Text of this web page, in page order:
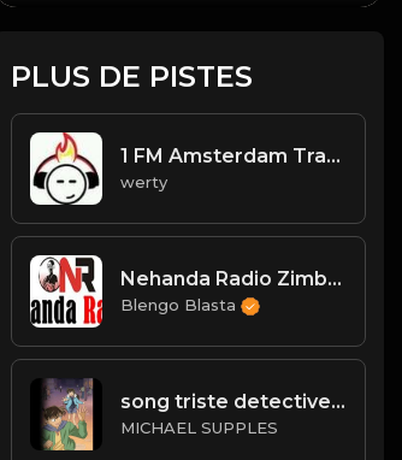
PLUS DE PISTES
1 FM Amsterdam Trance Radio
werty
Nehanda Radio Zimbabwe
Blengo Blasta
song triste detective conan 1
MICHAEL SUPPLES